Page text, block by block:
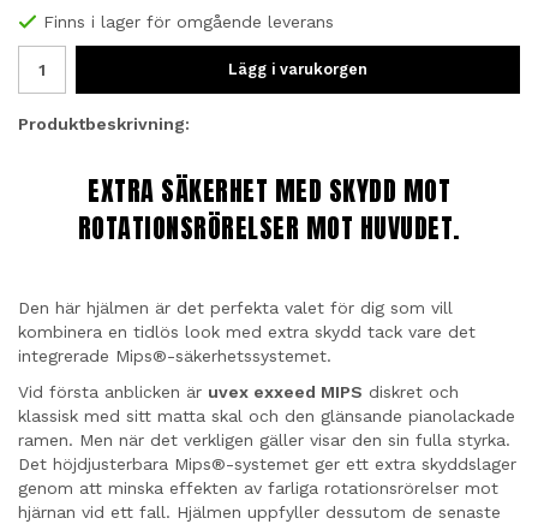
Finns i lager för omgående leverans
Lägg i varukorgen
Produktbeskrivning:
EXTRA SÄKERHET MED SKYDD MOT
ROTATIONSRÖRELSER MOT HUVUDET.
Den här hjälmen är det perfekta valet för dig som vill
kombinera en tidlös look med extra skydd tack vare det
integrerade Mips®-säkerhetssystemet.
Vid första anblicken är uvex exxeed MIPS diskret och
klassisk med sitt matta skal och den glänsande pianolackade
ramen. Men när det verkligen gäller visar den sin fulla styrka.
Det höjdjusterbara Mips®-systemet ger ett extra skyddslager
genom att minska effekten av farliga rotationsrörelser mot
hjärnan vid ett fall. Hjälmen uppfyller dessutom de senaste